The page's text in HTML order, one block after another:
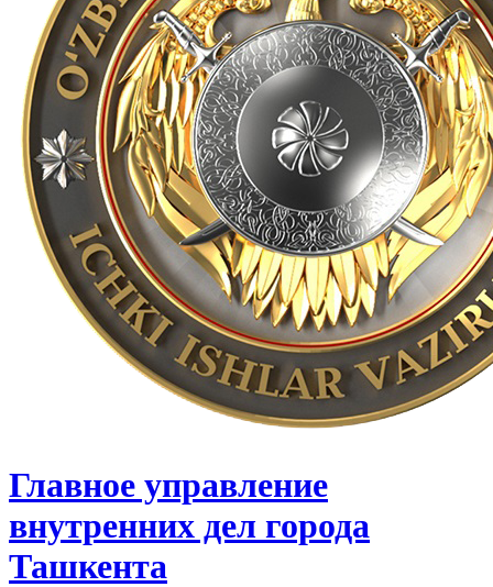
Главное управление
внутренних дел города
Ташкента